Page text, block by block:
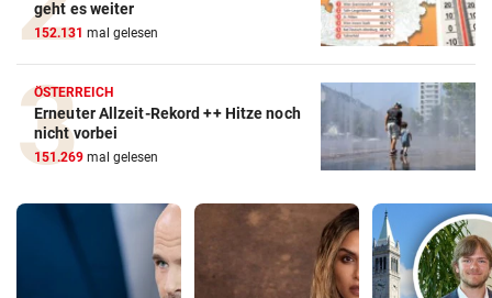
geht es weiter
152.131 mal gelesen
ÖSTERREICH
Erneuter Allzeit-Rekord ++ Hitze noch
nicht vorbei
151.269 mal gelesen